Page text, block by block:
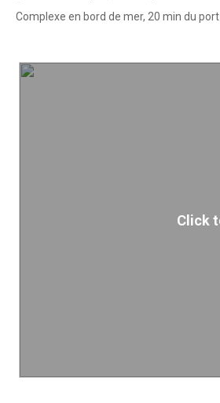
Complexe en bord de mer, 20 min du
Click